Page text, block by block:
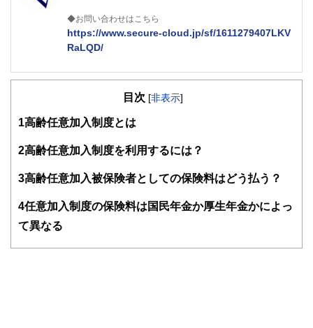
◆お問い合わせはこちら
https://www.secure-cloud.jp/sf/1611279407LKV
RaLQD/
２級ファイナンシャルプランナー
活かして活動を始める。
する傍ら、フリーライターとして精力的に活動中。広範な知
目次 [非表示]
1高齢任意加入制度とは
2高齢任意加入制度を利用するには？
3高齢任意加入被保険者としての保険料はどう払う？
4任意加入制度の保険料は国民年金か厚生年金かによっ
て異なる